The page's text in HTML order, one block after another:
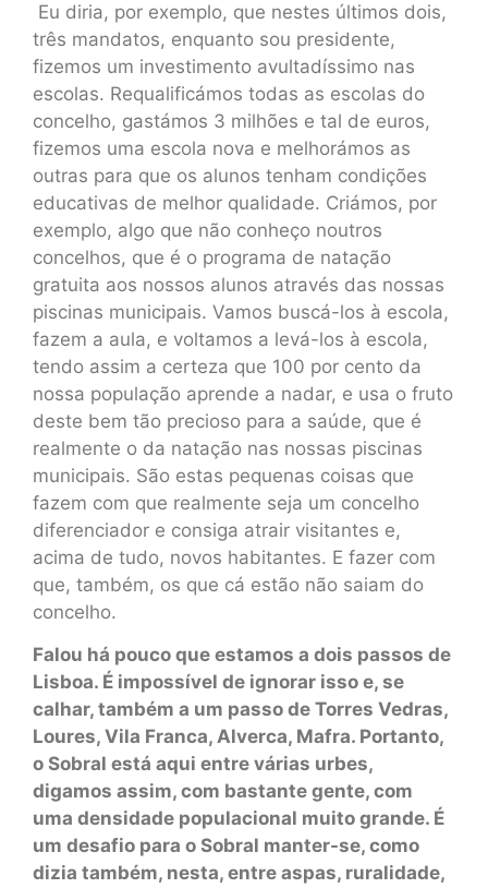
Eu diria, por exemplo, que nestes últimos dois,
três mandatos, enquanto sou presidente,
fizemos um investimento avultadíssimo nas
escolas. Requalificámos todas as escolas do
concelho, gastámos 3 milhões e tal de euros,
fizemos uma escola nova e melhorámos as
outras para que os alunos tenham condições
educativas de melhor qualidade. Criámos, por
exemplo, algo que não conheço noutros
concelhos, que é o programa de natação
gratuita aos nossos alunos através das nossas
piscinas municipais. Vamos buscá-los à escola,
fazem a aula, e voltamos a levá-los à escola,
tendo assim a certeza que 100 por cento da
nossa população aprende a nadar, e usa o fruto
deste bem tão precioso para a saúde, que é
realmente o da natação nas nossas piscinas
municipais. São estas pequenas coisas que
fazem com que realmente seja um concelho
diferenciador e consiga atrair visitantes e,
acima de tudo, novos habitantes. E fazer com
que, também, os que cá estão não saiam do
concelho.
Falou há pouco que estamos a dois passos de
Lisboa. É impossível de ignorar isso e, se
calhar, também a um passo de Torres Vedras,
Loures, Vila Franca, Alverca, Mafra. Portanto,
o Sobral está aqui entre várias urbes,
digamos assim, com bastante gente, com
uma densidade populacional muito grande. É
um desafio para o Sobral manter-se, como
dizia também, nesta, entre aspas, ruralidade,